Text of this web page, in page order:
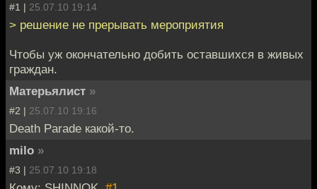
#1 | 25.07.10 19:14
> решение не прерывать мероприятия
Чтобы уж окончательно добить оставшихся в живых
граждан.
Матерьялист »
#2 | 25.07.10 19:16
Death Parade какой-то.
milo »
#3 | 25.07.10 19:18